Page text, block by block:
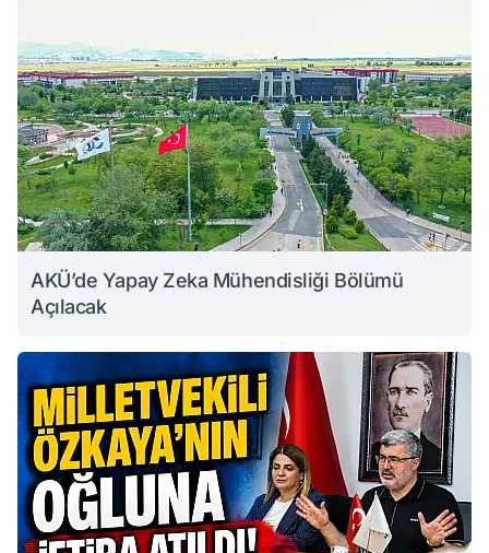
AKÜ’de Yapay Zeka Mühendisliği Bölümü
Açılacak